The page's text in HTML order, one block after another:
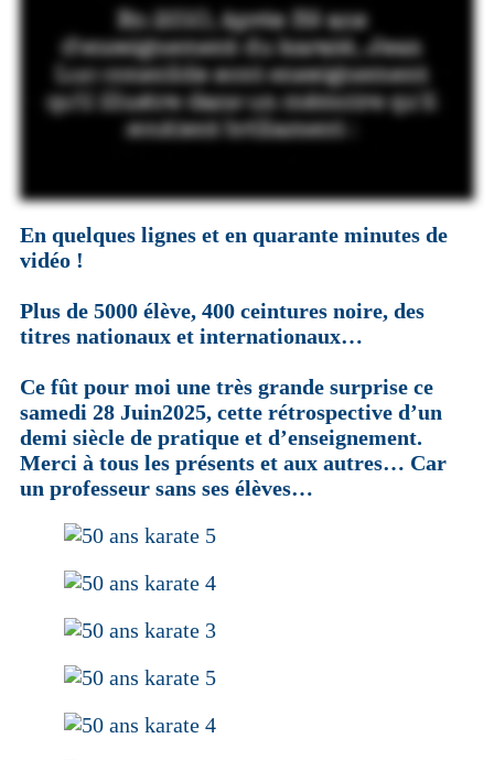
En quelques lignes et en quarante minutes de
vidéo !
Plus de 5000 élève, 400 ceintures noire, des
titres nationaux et internationaux…
Ce fût pour moi une très grande surprise ce
samedi 28 Juin2025, cette rétrospective d’un
demi siècle de pratique et d’enseignement.
Merci à tous les présents et aux autres… Car
un professeur sans ses élèves…